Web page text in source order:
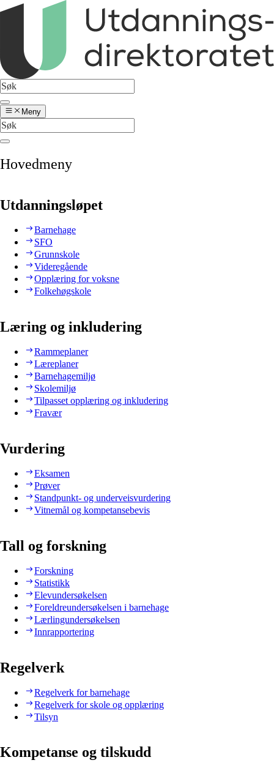
Meny
Hovedmeny
Utdanningsløpet
Barnehage
SFO
Grunnskole
Videregående
Opplæring for voksne
Folkehøgskole
Læring og inkludering
Rammeplaner
Læreplaner
Barnehagemiljø
Skolemiljø
Tilpasset opplæring og inkludering
Fravær
Vurdering
Eksamen
Prøver
Standpunkt- og underveisvurdering
Vitnemål og kompetansebevis
Tall og forskning
Forskning
Statistikk
Elevundersøkelsen
Foreldreundersøkelsen i barnehage
Lærlingundersøkelsen
Innrapportering
Regelverk
Regelverk for barnehage
Regelverk for skole og opplæring
Tilsyn
Kompetanse og tilskudd